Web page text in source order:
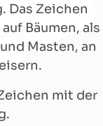
Das Zeichen
Bäumen, als
Masten, an
mit der